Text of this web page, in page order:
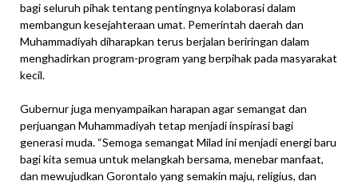
bagi seluruh pihak tentang pentingnya kolaborasi dalam
membangun kesejahteraan umat. Pemerintah daerah dan
Muhammadiyah diharapkan terus berjalan beriringan dalam
menghadirkan program-program yang berpihak pada masyarakat
kecil.
Gubernur juga menyampaikan harapan agar semangat dan
perjuangan Muhammadiyah tetap menjadi inspirasi bagi
generasi muda. “Semoga semangat Milad ini menjadi energi baru
bagi kita semua untuk melangkah bersama, menebar manfaat,
dan mewujudkan Gorontalo yang semakin maju, religius, dan